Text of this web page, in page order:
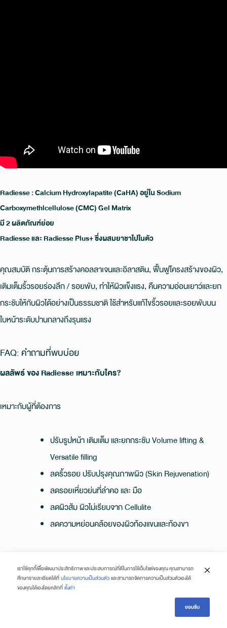
Radiesse : Calcium Hydroxylapatite (CaHA) อยู่ใน Sodium
Carboxymethlcellulose (CMC) Gel Matrix
มี 2 ผลิตภัณฑ์ย่อย
Radiesse และ Radiesse Plus+ ซึ่งผสมยาชาไปในตัว
คุณสมบัติ กระตุ้นการสร้างคอลลาเจนและอิลาสติน, ฟื้นฟูโครงสร้างของผิว,
เติมเต็มริ้วรอยร่องลึก / รอยพับ, ทำให้ผิวแข็งแรง, คืนความอ่อนเยาว์และยก
กระชับให้กับผิวได้อย่างเป็นธรรมชาติ ใช้สำหรับแก้ไขริ้วรอยและรอยพับบน
ใบหน้าระดับปานกลางถึงรุนแรง
FAQ: คำถามที่พบบ่อย
ผลลัพธ์ ของ Radiesse เหมาะกับใคร?
เหมาะกับผู้ที่ต้องการ
ปรับรูปหน้า เติมเต็ม และยกกระชับ Volume lifting &
Versatile filling
ลดริ้วรอย ปรับปรุงคุณภาพผิว (Skin Rejuvenation)
ลดรอยเหี่ยวย่นที่ลำคอ และ มือ
ลดผิวส้ม ผิวไม่เรียบจาก Cellulite
ลดความหย่อนคล้อยของผิวท้องแขนและท้องขา
Radiesseผลิตจาก Calcium Hydroxylapatite (CaHA) ซึ่งมีลักษณะเป็น
โมเลกุลกลม Microspheres ขนาดเท่าๆกัน ซึ่งจะกระตุ้นระบบภูมิคุ้มกันใน
เราใช้คุกกี้เพื่อพัฒนาประสิทธิภาพ และประสบการณ์ที่ดีในการใช้เว็บไซต์ของคุณ คุณสามารถ
ศึกษารายละเอียดได้ที่นโยบายความเป็นส่วนตัวและสามารถจัดการความเป็นส่วนตัวเองได้
ของคุณได้เองโดยคลิกที่ตั้งค่า
ยอมรับ